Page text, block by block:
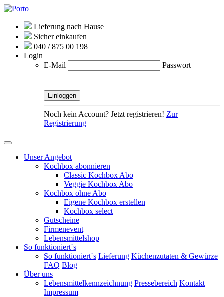
Lieferung nach Hause
Sicher einkaufen
040 / 875 00 198
Login
E-Mail
Passwort
Noch kein Account? Jetzt registrieren! Zur
Registrierung
Unser Angebot
Kochbox abonnieren
Classic Kochbox Abo
Veggie Kochbox Abo
Kochbox ohne Abo
Eigene Kochbox erstellen
Kochbox select
Gutscheine
Firmenevent
Lebensmittelshop
So funktioniert´s
So funktioniert´s Lieferung Küchenzutaten & Gewürze
FAQ Blog
Über uns
Lebensmittelkennzeichnung Pressebereich Kontakt
Impressum